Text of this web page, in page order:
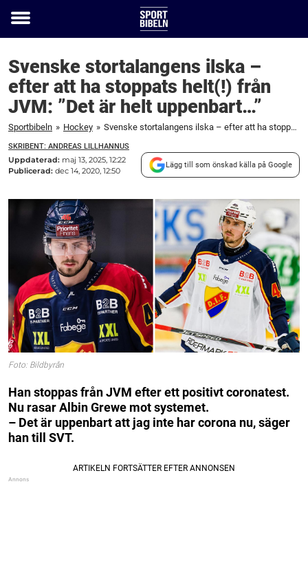
Toggle
Svenske stortalangens ilska –
efter att ha stoppats helt(!) från
JVM: ”Det är helt uppenbart…”
Sportbibeln » Hockey » Svenske stortalangens ilska – efter att ha stoppats helt(!) från JVM: ”Det är helt uppenbart...”
SKRIBENT: ANDREAS LILLHANNUS
Uppdaterad: maj 13, 2025, 12:22
Publicerad: dec 14, 2020, 12:50
Lägg till som önskad källa på Google
Foto: Bildbyrån
Han stoppas från JVM efter ett positivt coronatest.
Nu rasar Albin Grewe mot systemet.
– Det är uppenbart att jag inte har corona nu, säger
han till SVT.